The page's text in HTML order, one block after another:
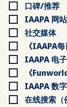
口碑/推荐
IAAPA 网站
社交媒体
《IAAPA每
IAAPA 电
《
IAAPA 数
在线搜索（